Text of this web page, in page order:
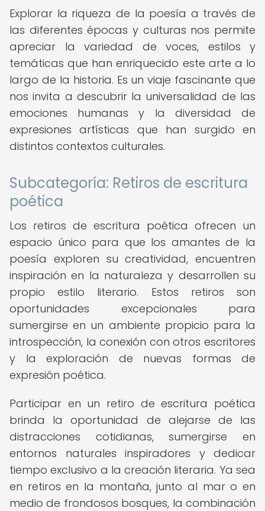
Explorar la riqueza de la poesía a través de
las diferentes épocas y culturas nos permite
apreciar la variedad de voces, estilos y
temáticas que han enriquecido este arte a lo
largo de la historia. Es un viaje fascinante que
nos invita a descubrir la universalidad de las
emociones humanas y la diversidad de
expresiones artísticas que han surgido en
distintos contextos culturales.
Subcategoría: Retiros de escritura
poética
Los retiros de escritura poética ofrecen un
espacio único para que los amantes de la
poesía exploren su creatividad, encuentren
inspiración en la naturaleza y desarrollen su
propio estilo literario. Estos retiros son
oportunidades excepcionales para
sumergirse en un ambiente propicio para la
introspección, la conexión con otros escritores
y la exploración de nuevas formas de
expresión poética.
Participar en un retiro de escritura poética
brinda la oportunidad de alejarse de las
distracciones cotidianas, sumergirse en
entornos naturales inspiradores y dedicar
tiempo exclusivo a la creación literaria. Ya sea
en retiros en la montaña, junto al mar o en
medio de frondosos bosques, la combinación